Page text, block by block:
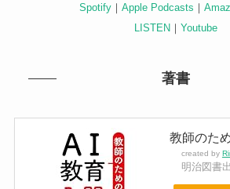
Spotify ｜ Apple Podcasts ｜
LISTEN ｜ Youtube
著書
教師のた
created by
明治図書